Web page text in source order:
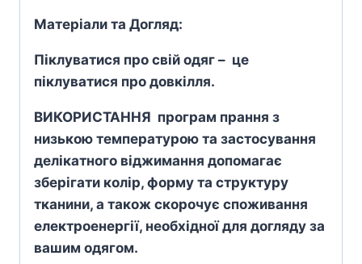
Матеріали та Догляд:
Піклуватися про свій одяг – це
піклуватися про довкілля.
ВИКОРИСТАННЯ програм прання з
низькою температурою та застосування
делікатного віджимання допомагає
зберігати колір, форму та структуру
тканини, а також скорочує споживання
електроенергії, необхідної для догляду за
вашим одягом.